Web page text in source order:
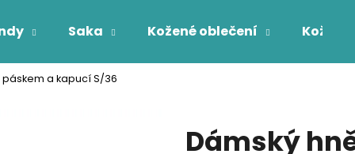
Saka Kožené oblečení Kožichy
a kapucí S/36
Dámský
Co potřebujete najít?
HLEDAT